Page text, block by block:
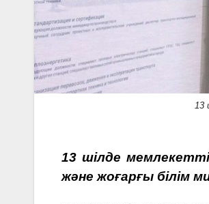
13
13 шілде
және жоғарғы білім